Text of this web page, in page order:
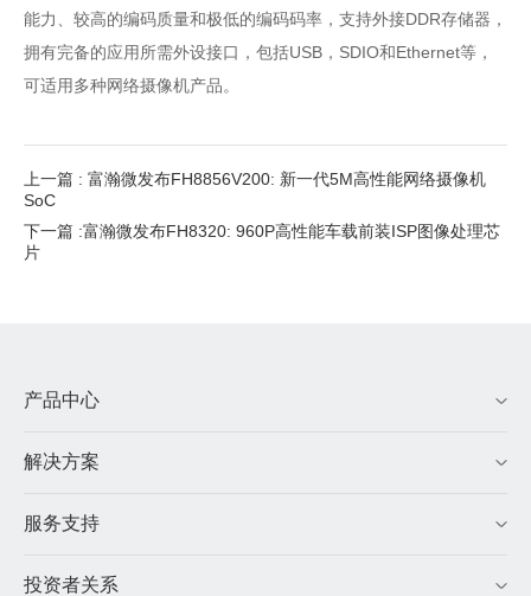
能力、较高的编码质量和极低的编码码率，支持外接DDR存储器，
拥有完备的应用所需外设接口，包括USB，SDIO和Ethernet等，
可适用多种网络摄像机产品。
上一篇 : 富瀚微发布FH8856V200: 新一代5M高性能网络摄像机
SoC
下一篇 :富瀚微发布FH8320: 960P高性能车载前装ISP图像处理芯
片
产品中心
解决方案
服务支持
投资者关系